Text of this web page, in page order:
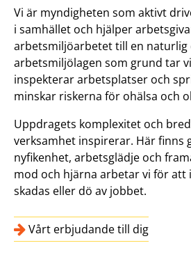
Vi är myndigheten som aktivt
i samhället och hjälper
arbetsmiljöarbetet till en naturlig
arbetsmiljölagen som grund tar
inspekterar arbetsplatser och
minskar riskerna för ohälsa och
Uppdragets komplexitet och
verksamhet inspirerar. Här finns
nyfikenhet, arbetsglädje och
mod och hjärna arbetar vi för att
skadas eller dö av jobbet.
Vårt erbjudande till dig